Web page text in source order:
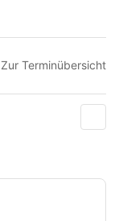
Zur Terminübersicht